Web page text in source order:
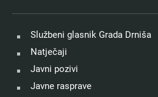
Službeni glasnik Grada Drniša
Natječaji
Javni pozivi
Javne rasprave